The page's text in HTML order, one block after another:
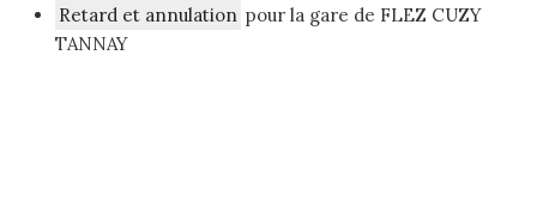
Retard et annulation pour la gare de FLEZ CUZY
TANNAY